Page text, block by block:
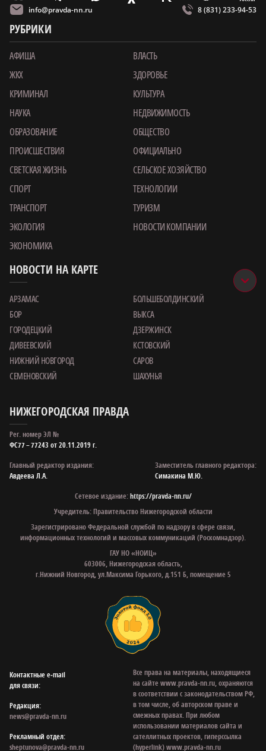
info@pravda-nn.ru 8 (831) 233-94-53
РУБРИКИ
АФИША
ВЛАСТЬ
ЖКХ
ЗДОРОВЬЕ
КРИМИНАЛ
КУЛЬТУРА
НАУКА
НЕДВИЖИМОСТЬ
ОБРАЗОВАНИЕ
ОБЩЕСТВО
ПРОИСШЕСТВИЯ
ОФИЦИАЛЬНО
СВЕТСКАЯ ЖИЗНЬ
СЕЛЬСКОЕ ХОЗЯЙСТВО
СПОРТ
ТЕХНОЛОГИИ
ТРАНСПОРТ
ТУРИЗМ
ЭКОЛОГИЯ
НОВОСТИ КОМПАНИИ
ЭКОНОМИКА
НОВОСТИ НА КАРТЕ
АРЗАМАС
БОЛЬШЕБОЛДИНСКИЙ
БОР
ВЫКСА
ГОРОДЕЦКИЙ
ДЗЕРЖИНСК
ДИВЕЕВСКИЙ
КСТОВСКИЙ
НИЖНИЙ НОВГОРОД
САРОВ
СЕМЕНОВСКИЙ
ШАХУНЬЯ
НИЖЕГОРОДСКАЯ ПРАВДА
Рег. номер ЭЛ №
ФС77 – 77243 от 20.11.2019 г.
Главный редактор издания:
Авдеева Л.А.
Заместитель главного редактора:
Симакина М.Ю.
Сетевое издание:https://pravda-nn.ru/
Учредитель: Правительство Нижегородской области
Зарегистрировано Федеральной службой по надзору в сфере связи,
информационных технологий и массовых коммуникаций (Роскомнадзор).
ГАУ НО «НОИЦ»
603006, Нижегородская область,
г.Нижний Новгород, ул.Максима Горького, д.151 Б, помещение 5
Контактные e‑mail
для связи:
Редакция:
news@pravda-nn.ru
Рекламный отдел:
sheptunova@pravda-nn.ru
Все права на материалы, находящиеся
на сайте www.pravda-nn.ru, охраняются
в соответствии с законодательством РФ,
в том числе, об авторском праве и
смежных правах. При любом
использовании материалов сайта и
сателлитных проектов, гиперссылка
(hyperlink) www.pravda-nn.ru